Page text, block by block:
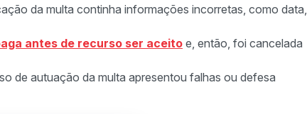
da multa continha informações incorretas, como data,
antes de recurso ser aceito e, então, foi cancelada
de autuação da multa apresentou falhas ou defesa